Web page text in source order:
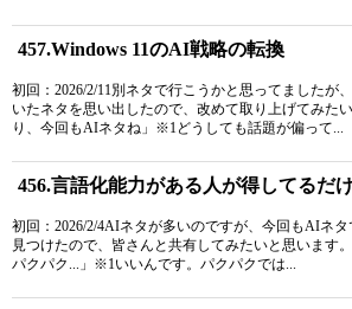
457.Windows 11のAI戦略の転換
初回：2026/2/11別ネタで行こうかと思ってましたが
いたネタを思い出したので、改めて取り上げてみた
り、今回もAIネタね」※1どうしても話題が偏って...
456.言語化能力がある人が得してるだ
初回：2026/2/4AIネタが多いのですが、今回もAIネ
見つけたので、皆さんと共有してみたいと思います
パクパク...」※1いいんです。パクパクでは...